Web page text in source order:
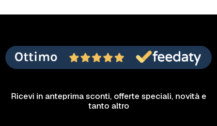
Ricevi in anteprima sconti, offerte speciali, novità e
tanto altro